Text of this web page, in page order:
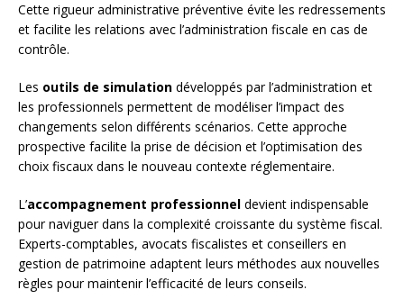
Cette rigueur administrative préventive évite les redressements
et facilite les relations avec l’administration fiscale en cas de
contrôle.
Les outils de simulation développés par l’administration et
les professionnels permettent de modéliser l’impact des
changements selon différents scénarios. Cette approche
prospective facilite la prise de décision et l’optimisation des
choix fiscaux dans le nouveau contexte réglementaire.
L’accompagnement professionnel devient indispensable
pour naviguer dans la complexité croissante du système fiscal.
Experts-comptables, avocats fiscalistes et conseillers en
gestion de patrimoine adaptent leurs méthodes aux nouvelles
règles pour maintenir l’efficacité de leurs conseils.